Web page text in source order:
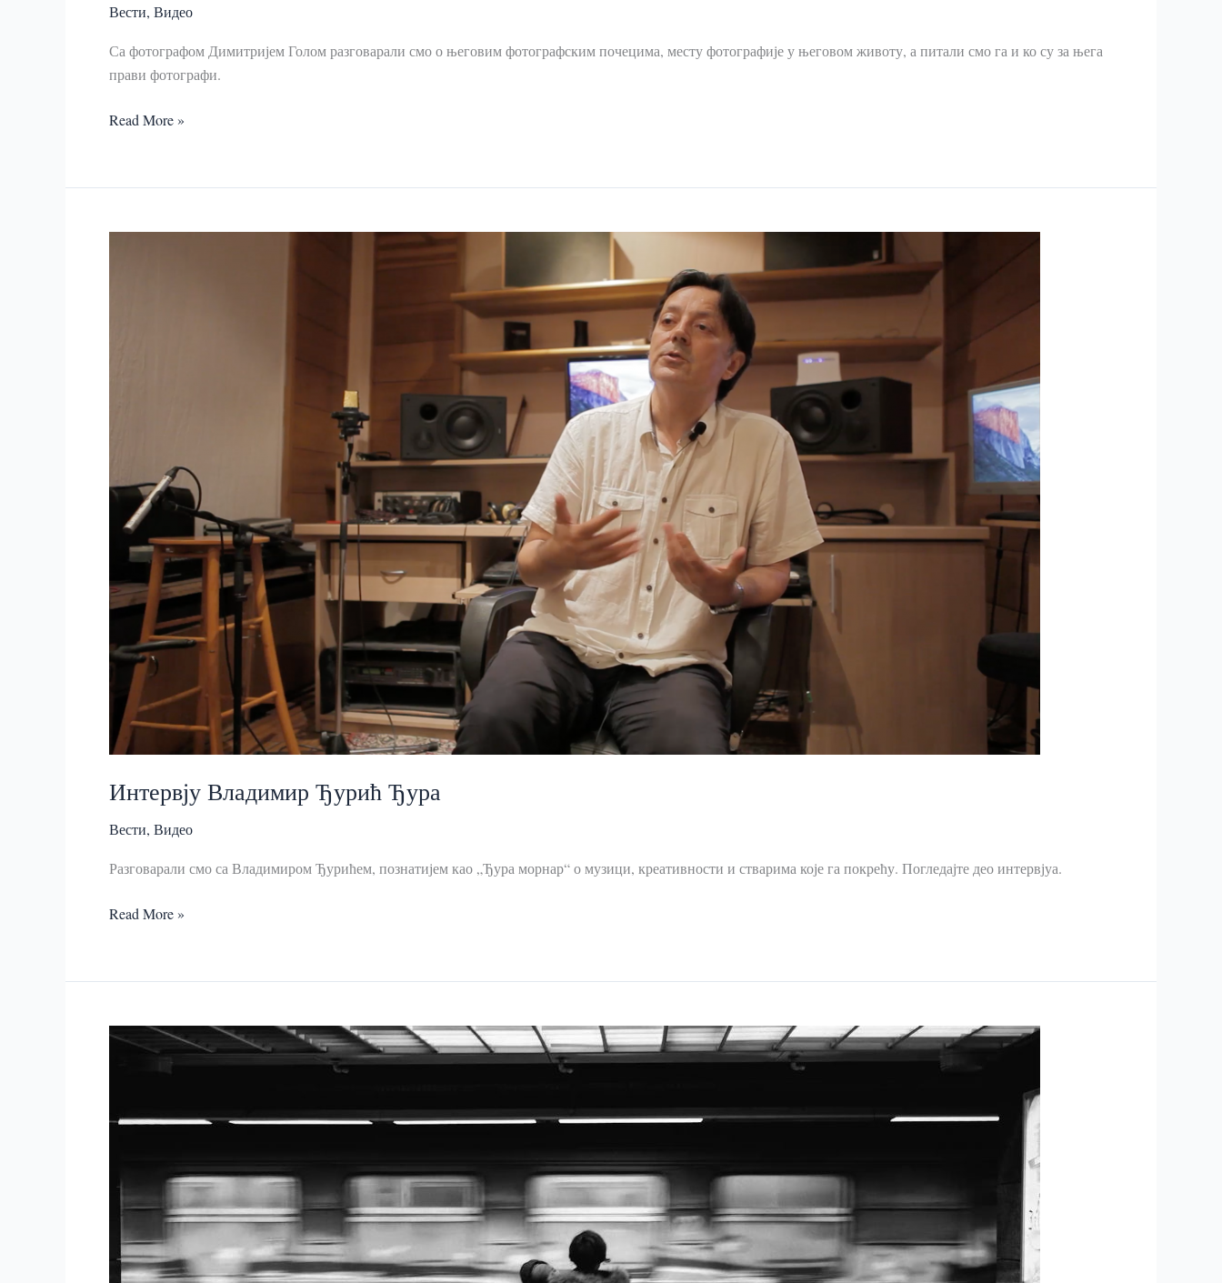
Вести, Видео
Са фотографом Димитријем Голом разговарали смо о његовим фотографским почецима, месту фотографије у његовом животу, а питали смо га и ко су за њега
прави фотографи.
Интервју
Read More »
Интервју Владимир Ђурић Ђура
Вести, Видео
Разговарали смо са Владимиром Ђурићем, познатијем као „Ђура морнар“ о музици, креативности и стварима које га покрећу. Погледајте део интервјуа.
Интервју
Ђура
Read More »